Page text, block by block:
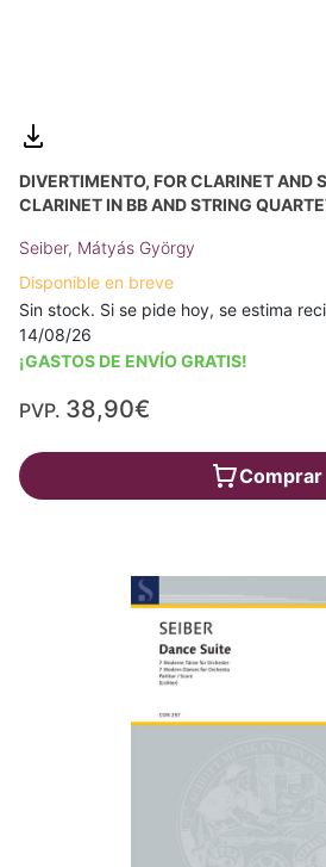
DIVERTIMENTO, FOR CLARINET AND
CLARINET IN BB AND STRING
Seiber, Mátyás György
Disponible en breve
Sin stock. Si se pide hoy, se estima
14/08/26
¡GASTOS DE ENVÍO GRATIS!
PVP. 38,90€
Comprar